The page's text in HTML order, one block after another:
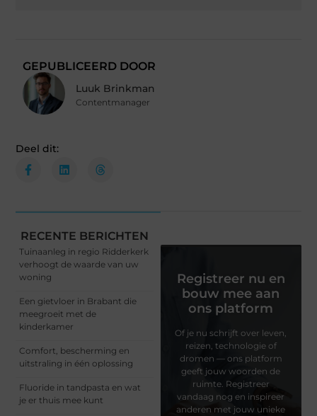
GEPUBLICEERD DOOR
Luuk Brinkman
Contentmanager
Deel dit:
RECENTE BERICHTEN
Tuinaanleg in regio Ridderkerk
verhoogt de waarde van uw
woning
Een gietvloer in Brabant die
meegroeit met de
kinderkamer
Comfort, bescherming en
uitstraling in één oplossing
Fluoride in tandpasta en wat
je er thuis mee kunt
Registreer nu en
bouw mee aan
ons platform
Of je nu schrijft over leven,
reizen, technologie of
dromen — ons platform
geeft jouw woorden de
ruimte. Registreer
vandaag nog en inspireer
anderen met jouw unieke